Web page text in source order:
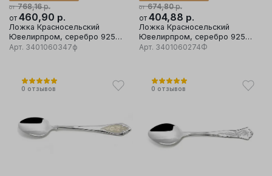
от 768,16р.
от 460,90 р.
Ложка Красносельский
Ювелирпром, серебро 925
проба
Арт. 3401060347ф
от 674,80р.
от 404,88 р.
Ложка Красносельский
Ювелирпром, серебро 925
проба
Арт. 3401060274Ф
0 отзывов 0 отзывов